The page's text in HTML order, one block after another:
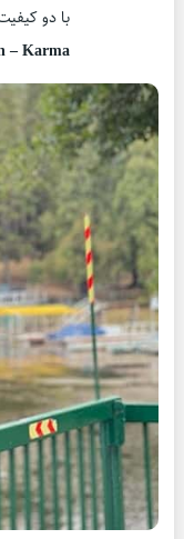
با دو کیفیت ۳۲۰ و ۱۲۸ اکنون در
– Karma